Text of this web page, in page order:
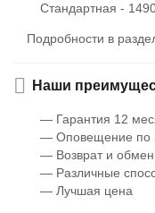
Стандартная -
Подробности в
Наши
— Гарантия 12
— Оповещение по
— Возврат и обмен
— Различные
— Лучшая цена